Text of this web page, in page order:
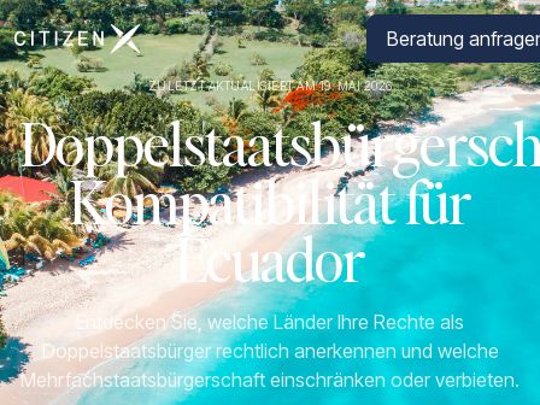
Zur Startseite von CitizenX Beratung
ZULETZT AKTUALISIERT AM 19. MAI 2026
Kompatibilität für
Ecuador
Entdecken Sie, welche Länder Ihre Rechte als
Doppelstaatsbürger rechtlich anerkennen und welche
Mehrfachstaatsbürgerschaft einschränken oder verbieten.